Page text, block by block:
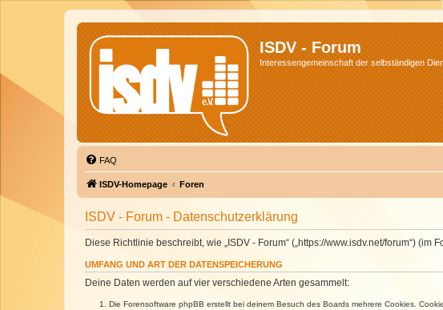
ISDV - Forum
Interessengemeinschaft der selbständigen
FAQ
ISDV-Homepage Foren
ISDV - Forum - Datenschutzerklärung
Diese Richtlinie beschreibt, wie „ISDV - Forum“ („https://www.isdv.net/forum“)
UMFANG UND ART DER DATENSPEICHERUNG
Deine Daten werden auf vier verschiedene Arten gesammelt:
Die Forensoftware phpBB erstellt bei deinem Besuch des Boards mehrere Cookies.